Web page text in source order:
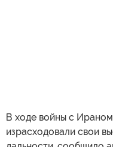
В ходе войны с
израсходовали свои